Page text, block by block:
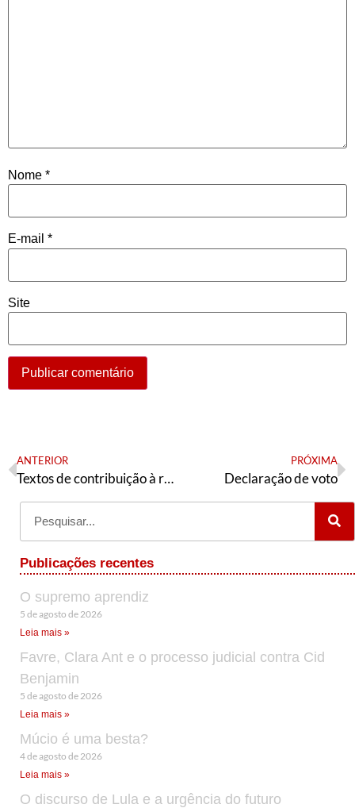
Nome *
E-mail *
Site
ANTERIOR
Textos de contribuição à reunião do Diretório Nacional do PT de 08 de julho
PRÓXIMA
Declaração de voto
Publicações recentes
O supremo aprendiz
5 de agosto de 2026
Leia mais »
Favre, Clara Ant e o processo judicial contra Cid
Benjamin
5 de agosto de 2026
Leia mais »
Múcio é uma besta?
4 de agosto de 2026
Leia mais »
O discurso de Lula e a urgência do futuro